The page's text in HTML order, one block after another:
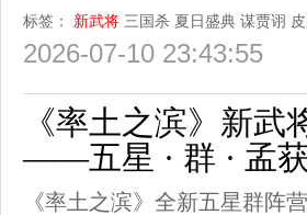
标签： 新武将 三国杀 夏日盛典 谋贾诩
2026-07-10 23:43:55
《率土之滨》新
——五星 · 群 · 孟
《率土之滨》全新五星群阵